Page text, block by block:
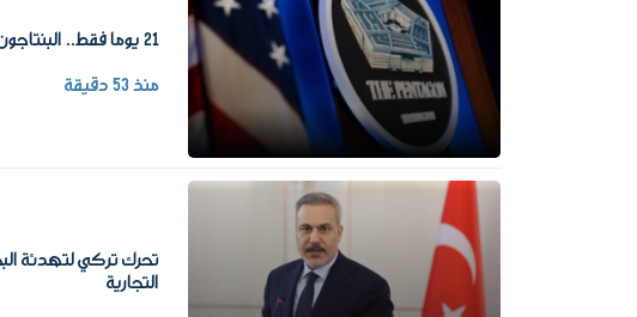
21 يوما فقط.. البنتاجون يضغط على شركات السلاح لإنقاذ المخزون الأمريكي
منذ 53 دقيقة
تحرك تركي لتهدئة
التجارية